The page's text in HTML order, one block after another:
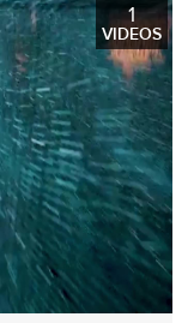
1
VIDEOS